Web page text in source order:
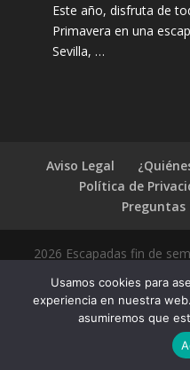
Este año, disfruta de
Primavera en una
Sevilla, …
Aviso Legal
Política de
2026 Escapadas fin de
Usamos cookies para
experiencia en nuestra
asumiremos que